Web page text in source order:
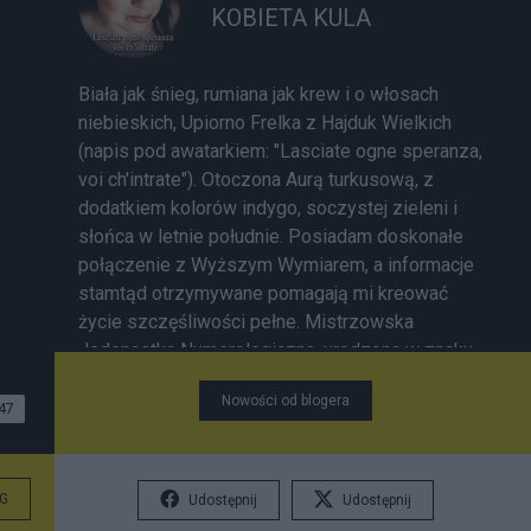
KOBIETA KULA
Biała jak śnieg, rumiana jak krew i o włosach
niebieskich, Upiorno Frelka z Hajduk Wielkich
(napis pod awatarkiem: "Lasciate ogne speranza,
voi ch'intrate"). Otoczona Aurą turkusową, z
dodatkiem kolorów indygo, soczystej zieleni i
słońca w letnie południe. Posiadam doskonałe
połączenie z Wyższym Wymiarem, a informacje
stamtąd otrzymywane pomagają mi kreować
życie szczęśliwości pełne. Mistrzowska
Jedenastka Numerologiczna, urodzona w znaku
błyskotliwych Bliźniąt, obdarzona
ponadprzeciętną umysłowością i ostrym jak
osobie, choć miłość do Bliźniego jest we mnie
bardzo wielka. Lubię bowiem, oczami chabrowemi
Nowości od blogera
Udostępnij Udostępnij